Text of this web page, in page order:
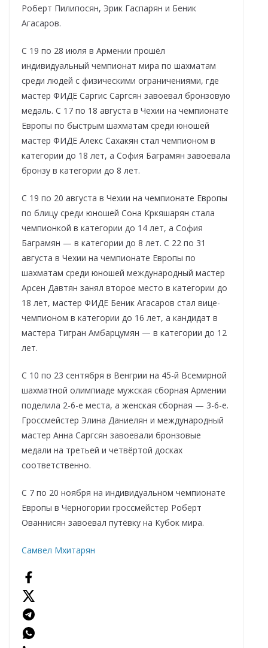
Роберт Пилипосян, Эрик Гаспарян и Беник
Агасаров.
С 19 по 28 июля в Армении прошёл
индивидуальный чемпионат мира по шахматам
среди людей с физическими ограничениями, где
мастер ФИДЕ Саргис Саргсян завоевал бронзовую
медаль. С 17 по 18 августа в Чехии на чемпионате
Европы по быстрым шахматам среди юношей
мастер ФИДЕ Алекс Сахакян стал чемпионом в
категории до 18 лет, а София Баграмян завоевала
бронзу в категории до 8 лет.
С 19 по 20 августа в Чехии на чемпионате Европы
по блицу среди юношей Сона Кркяшарян стала
чемпионкой в категории до 14 лет, а София
Баграмян — в категории до 8 лет. С 22 по 31
августа в Чехии на чемпионате Европы по
шахматам среди юношей международный мастер
Арсен Давтян занял второе место в категории до
18 лет, мастер ФИДЕ Беник Агасаров стал вице-
чемпионом в категории до 16 лет, а кандидат в
мастера Тигран Амбарцумян — в категории до 12
лет.
С 10 по 23 сентября в Венгрии на 45-й Всемирной
шахматной олимпиаде мужская сборная Армении
поделила 2-6-е места, а женская сборная — 3-6-е.
Гроссмейстер Элина Даниелян и международный
мастер Анна Саргсян завоевали бронзовые
медали на третьей и четвёртой досках
соответственно.
С 7 по 20 ноября на индивидуальном чемпионате
Европы в Черногории гроссмейстер Роберт
Ованнисян завоевал путёвку на Кубок мира.
Самвел Мхитарян